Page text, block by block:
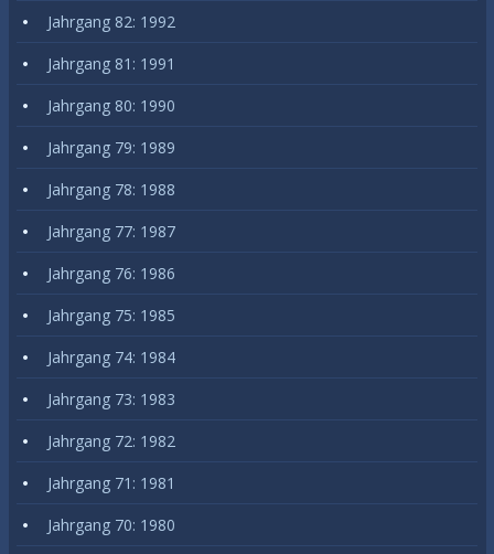
Jahrgang 82: 1992
Jahrgang 81: 1991
Jahrgang 80: 1990
Jahrgang 79: 1989
Jahrgang 78: 1988
Jahrgang 77: 1987
Jahrgang 76: 1986
Jahrgang 75: 1985
Jahrgang 74: 1984
Jahrgang 73: 1983
Jahrgang 72: 1982
Jahrgang 71: 1981
Jahrgang 70: 1980